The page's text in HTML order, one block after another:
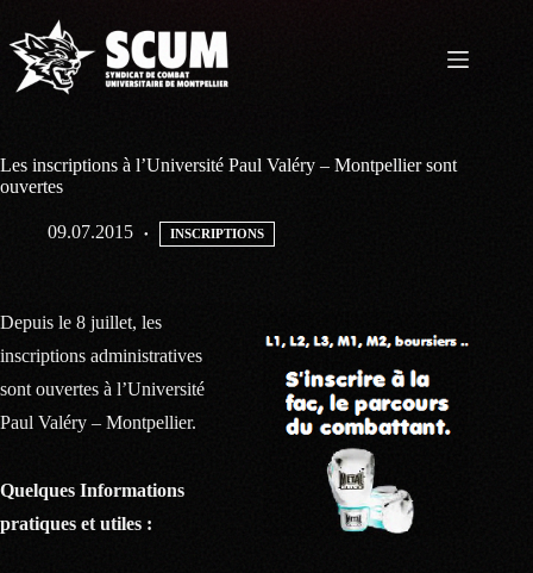
contenu
Les inscriptions à l’Université Paul Valéry – Montpellier sont
ouvertes
09.07.2015 INSCRIPTIONS
Depuis le 8 juillet, les
inscriptions administratives
sont ouvertes à l’Université
Paul Valéry – Montpellier.
Quelques Informations
pratiques et utiles :